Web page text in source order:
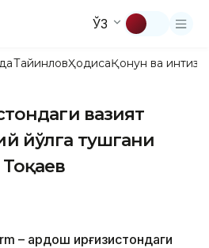
ЎЗ
ТайинловҲодисаҚонун ва
вазият
йўлга тушгани
– Қардош Қирғизистондаги